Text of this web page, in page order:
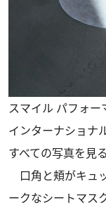
スマイル パフォ
インターナショナ
すべての写真を見る
口角と頬がキュ
ークなシートマス